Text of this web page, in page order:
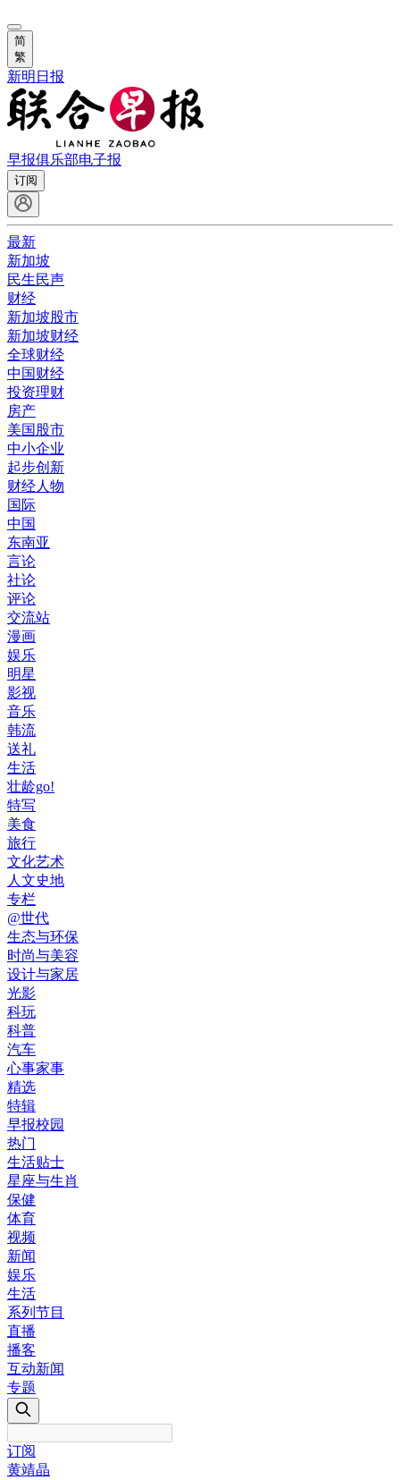
简
繁
新明日报
早报俱乐部电子报
订阅
最新
新加坡
民生民声
财经
新加坡股市
新加坡财经
全球财经
中国财经
投资理财
房产
美国股市
中小企业
起步创新
财经人物
国际
中国
东南亚
言论
社论
评论
交流站
漫画
娱乐
明星
影视
音乐
韩流
送礼
生活
壮龄go!
特写
美食
旅行
文化艺术
人文史地
专栏
@世代
生态与环保
时尚与美容
设计与家居
光影
科玩
科普
汽车
心事家事
精选
特辑
早报校园
热门
生活贴士
星座与生肖
保健
体育
视频
新闻
娱乐
生活
系列节目
直播
播客
互动新闻
专题
订阅
黄靖晶